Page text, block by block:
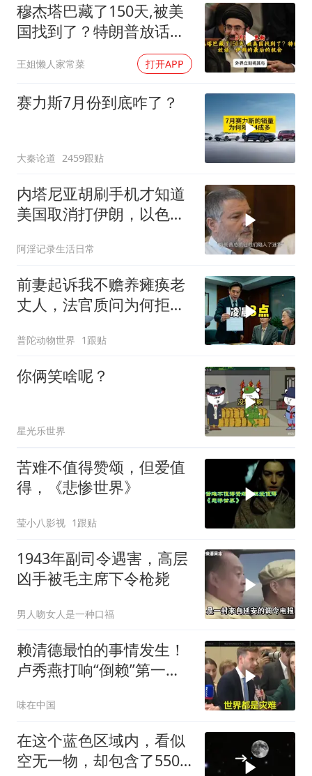
穆杰塔巴藏了150天,被美
国找到了？特朗普放话：
王姐懒人家常菜 打开APP
赛力斯7月份到底咋了？
大秦论道 2459跟贴
内塔尼亚胡刷手机才知道
美国取消打伊朗，以色列
阿淫记录生活日常
前妻起诉我不赡养瘫痪老
丈人，法官质问为何拒不
普陀动物世界 1跟贴
你俩笑啥呢？
星光乐世界
苦难不值得赞颂，但爱值
得，《悲惨世界》
莹小八影视 1跟贴
1943年副司令遇害，高层
凶手被毛主席下令枪毙
男人吻女人是一种口福
赖清德最怕的事情发生！
卢秀燕打响“倒赖”第一
味在中国
在这个蓝色区域内，看似
空无一物，却包含了5500